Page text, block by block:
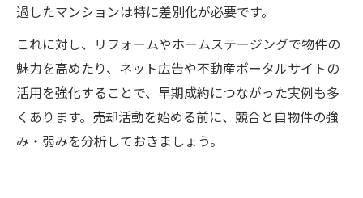
過したマンションは特に差別化が必要です。
これに対し、リフォームやホームステージングで物件の
魅力を高めたり、ネット広告や不動産ポータルサイトの
活用を強化することで、早期成約につながった実例も多
くあります。売却活動を始める前に、競合と自物件の強
み・弱みを分析しておきましょう。